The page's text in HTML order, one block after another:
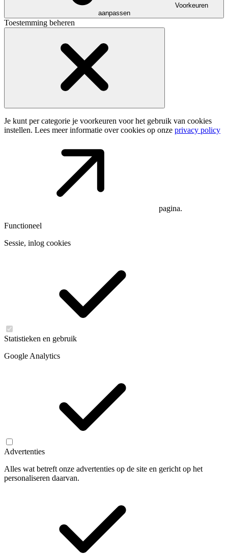
Voorkeuren
aanpassen
Toestemming beheren
Je kunt per categorie je voorkeuren voor het gebruik van cookies
instellen. Lees meer informatie over cookies op onze privacy policy
pagina.
Functioneel
Sessie, inlog cookies
Statistieken en gebruik
Google Analytics
Advertenties
Alles wat betreft onze advertenties op de site en gericht op het
personaliseren daarvan.